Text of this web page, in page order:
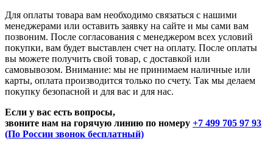
Для оплаты товара вам необходимо связаться с нашими
менеджерами или оставить заявку на сайте и мы сами вам
позвоним. После согласования с менеджером всех условий
покупки, вам будет выставлен счет на оплату. После оплаты
вы можете получить свой товар, с доставкой или
самовывозом. Внимание: мы не принимаем наличные или
карты, оплата производится только по счету. Так мы делаем
покупку безопасной и для вас и для нас.
Если у вас есть вопросы,
звоните нам на горячую линию по номеру +7 499 705 97 93
(По России звонок бесплатный)